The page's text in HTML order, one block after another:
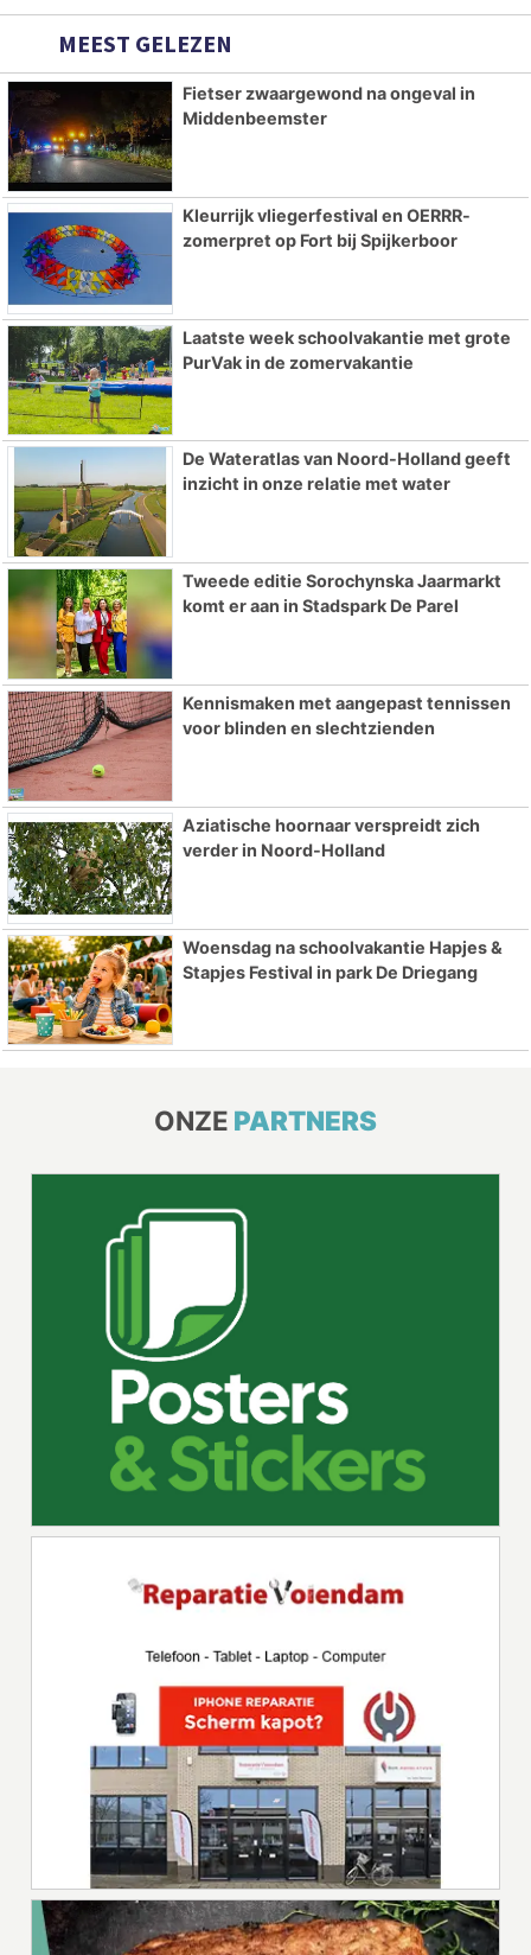
MEEST GELEZEN
Fietser zwaargewond na ongeval in
Middenbeemster
Kleurrijk vliegerfestival en OERRR-
zomerpret op Fort bij Spijkerboor
Laatste week schoolvakantie met grote
PurVak in de zomervakantie
De Wateratlas van Noord-Holland geeft
inzicht in onze relatie met water
Tweede editie Sorochynska Jaarmarkt
komt er aan in Stadspark De Parel
Kennismaken met aangepast tennissen
voor blinden en slechtzienden
Aziatische hoornaar verspreidt zich
verder in Noord-Holland
Woensdag na schoolvakantie Hapjes &
Stapjes Festival in park De Driegang
ONZE PARTNERS